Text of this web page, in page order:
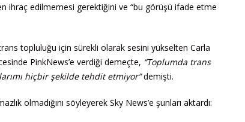
ihraç edilmemesi gerektiğini ve “bu görüşü ifade etme
topluluğu için sürekli olarak sesini yükselten Carla
PinkNews’e verdiği demeçte, “Toplumda trans
hiçbir şekilde tehdit etmiyor”demişti.
olmadığını söyleyerek Sky News’e şunları aktardı: